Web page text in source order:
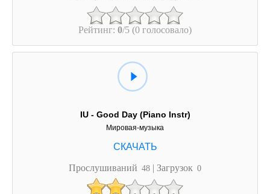
Рейтинг: 0/5 (0 голосовало)
IU - Good Day (Piano Instr)
Мировая-музыка
Прослушиваний 48 | Загрузок 0